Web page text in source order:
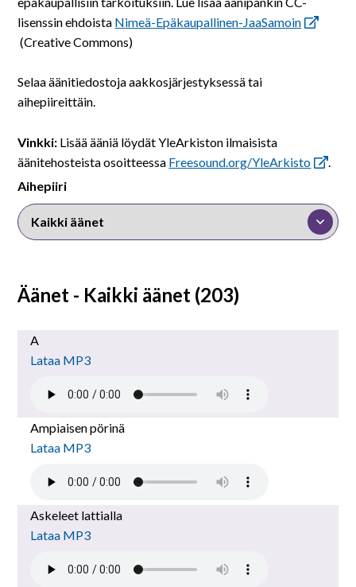
På svenska
In English
lisenssin ehdoista Nimeä-Epäkaupallinen-JaaSamoin
(Creative Commons)
Selaa äänitiedostoja aakkosjärjestyksessä tai
aihepiireittäin.
Vinkki: Lisää ääniä löydät YleArkiston ilmaisista
äänitehosteista osoitteessa Freesound.org/YleArkisto
Aihepiiri
Äänet - Kaikki äänet (203)
A
Lataa MP3
Ampiaisen pörinä
Lataa MP3
Askeleet lattialla
Lataa MP3